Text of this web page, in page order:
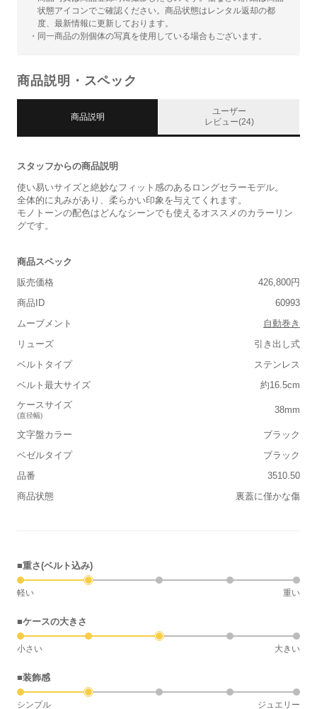
状態アイコンでご確認ください。商品状態はレンタル返却の都
度、最新情報に更新しております。
・同一商品の別個体の写真を使用している場合もございます。
商品説明・スペック
商品説明
ユーザー
レビュー(24)
スタッフからの商品説明
使い易いサイズと絶妙なフィット感のあるロングセラーモデル。
全体的に丸みがあり、柔らかい印象を与えてくれます。
モノトーンの配色はどんなシーンでも使えるオススメのカラーリン
グです。
商品スペック
販売価格
426,800円
商品ID
60993
ムーブメント
自動巻き
リューズ
引き出し式
ベルトタイプ
ステンレス
ベルト最大サイズ
約16.5cm
ケースサイズ
(直径幅)
38mm
文字盤カラー
ブラック
ベゼルタイプ
ブラック
品番
3510.50
商品状態
裏蓋に僅かな傷
■重さ(ベルト込み)
軽い 重い
■ケースの大きさ
小さい 大きい
■装飾感
シンプル ジュエリー